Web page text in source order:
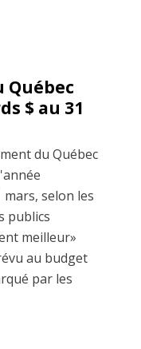
Québec
$ au 31
du Québec
selon les
publics
meilleur»
au budget
par les